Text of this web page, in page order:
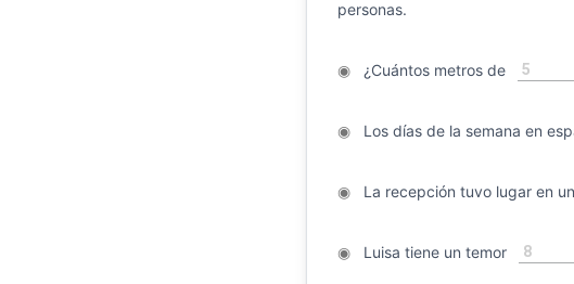
personas.
◉¿Cuántos metros de 5
◉Los días de la semana en
◉La recepción tuvo lugar en un
◉Luisa tiene un temor 8